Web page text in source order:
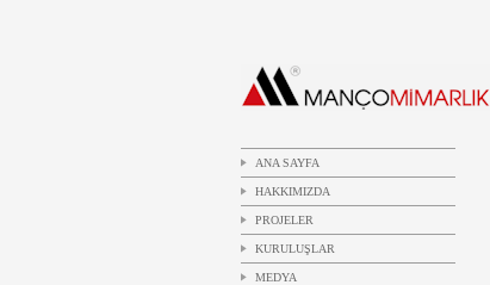
ANA SAYFA
HAKKIMIZDA
PROJELER
KURULUŞLAR
MEDYA